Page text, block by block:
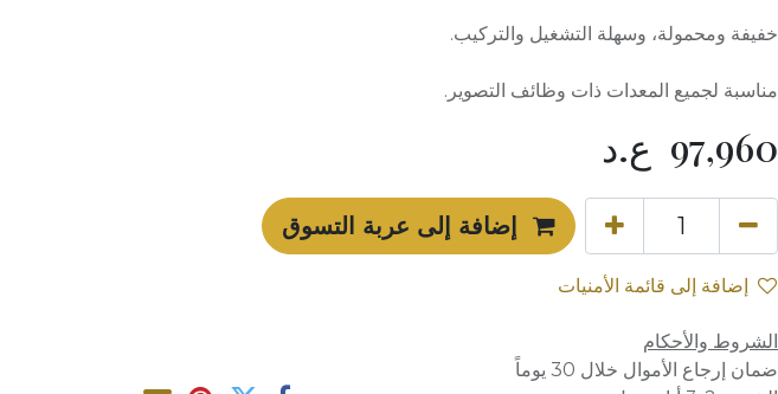
خفيفة ومحمولة، وسهلة التشغيل والتركيب.
مناسبة لجميع المعدات ذات وظائف التصوير.
97,960 ع.د
إضافة إلى عربة التسوق
إضافة إلى قائمة الأمنيات
الشروط والأحكام
ضمان إرجاع الأموال خلال 30 يوماً